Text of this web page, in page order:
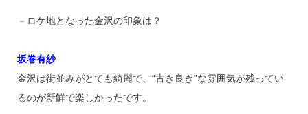
－ロケ地となった金沢の印象は？
坂巻有紗
金沢は街並みがとても綺麗で、“古き良き”な雰囲気が残ってい
るのが新鮮で楽しかったです。